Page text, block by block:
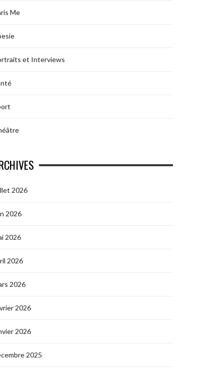
Me
et Interviews
2026
2026
2026
2026
2026
2026
2026
2025